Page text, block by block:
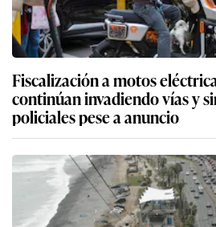
Fiscalización a motos
continúan invadiendo vías y
policiales pese a anuncio